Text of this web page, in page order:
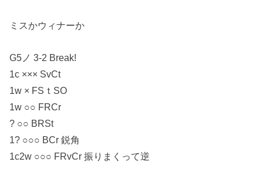
ミスかウィナーか
G5ノ 3-2 Break!
1c ××× SvCt
1w × FSｔSO
1w ○○ FRCr
? ○○ BRSt
1? ○○○ BCr 鋭角
1c2w ○○○ FRvCr 振りまくって逆